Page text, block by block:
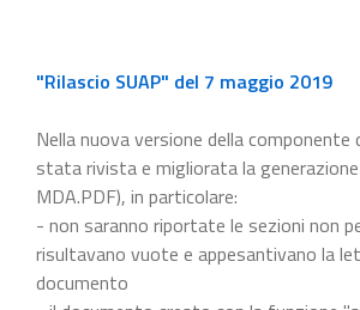
"Rilascio SUAP" del 7 maggio 2019
Nella nuova versione della
stata rivista e migliorata la
MDA.PDF), in particolare:
- non saranno riportate le sezioni non
risultavano vuote e appesantivano la
documento